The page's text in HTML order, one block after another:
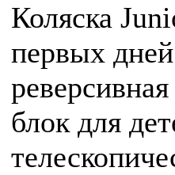
Коляска
первых
блок для